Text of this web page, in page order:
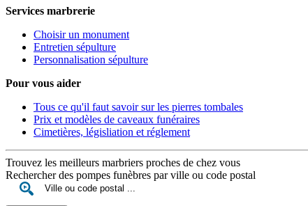
Services marbrerie
Choisir un monument
Entretien sépulture
Personnalisation sépulture
Pour vous aider
Tous ce qu'il faut savoir sur les pierres tombales
Prix et modèles de caveaux funéraires
Cimetières, législiation et réglement
Trouvez les meilleurs marbriers proches de chez vous
Rechercher des pompes funèbres par ville ou code postal